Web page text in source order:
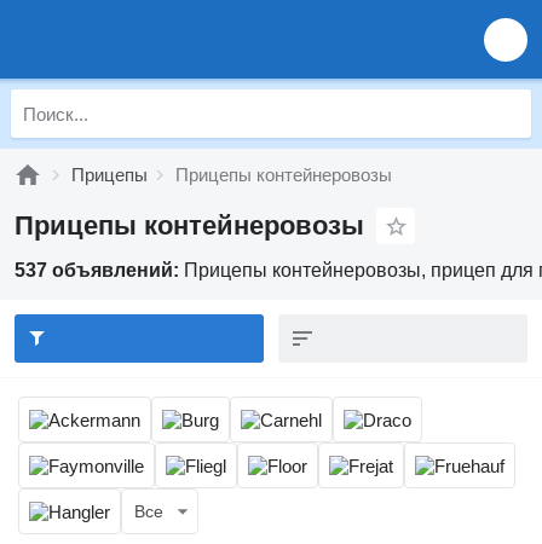
Прицепы Прицепы контейнеровозы
Прицепы контейнеровозы
537 объявлений: Прицепы контейнеровозы, прицеп для
Все